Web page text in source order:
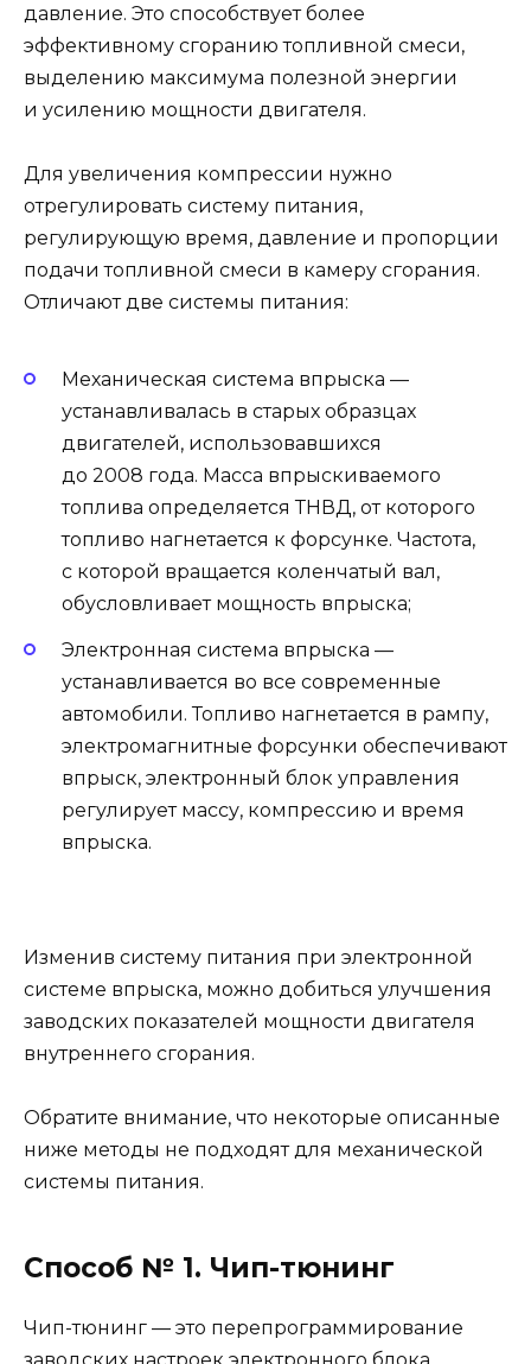
давление. Это способствует более
эффективному сгоранию топливной смеси,
выделению максимума полезной энергии
и усилению мощности двигателя.
Для увеличения компрессии нужно
отрегулировать систему питания,
регулирующую время, давление и пропорции
подачи топливной смеси в камеру сгорания.
Отличают две системы питания:
Механическая система впрыска —
устанавливалась в старых образцах
двигателей, использовавшихся
до 2008 года. Масса впрыскиваемого
топлива определяется ТНВД, от которого
топливо нагнетается к форсунке. Частота,
с которой вращается коленчатый вал,
обусловливает мощность впрыска;
Электронная система впрыска —
устанавливается во все современные
автомобили. Топливо нагнетается в рампу,
электромагнитные форсунки обеспечивают
впрыск, электронный блок управления
регулирует массу, компрессию и время
впрыска.
Изменив систему питания при электронной
системе впрыска, можно добиться улучшения
заводских показателей мощности двигателя
внутреннего сгорания.
Обратите внимание, что некоторые описанные
ниже методы не подходят для механической
системы питания.
Способ № 1. Чип-тюнинг
Чип-тюнинг — это перепрограммирование